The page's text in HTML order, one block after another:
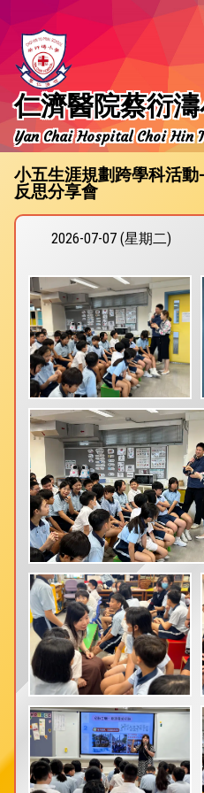
仁濟醫院蔡衍
Yan Chai Hospital Choi Hin
小五生涯規劃跨學科活
反思分享會
2026-07-07 (星期二)